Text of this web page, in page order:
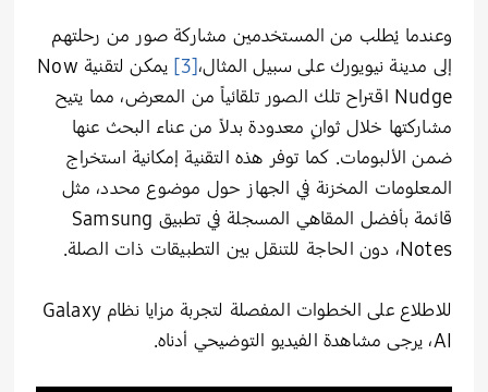
وعندما يُطلب من المستخدمين مشاركة صور من رحلتهم
إلى مدينة نيويورك على سبيل المثال،[3]
يمكن لتقنية Now
Nudge اقتراح تلك الصور تلقائياً من المعرض، مما يتيح
مشاركتها خلال ثوانٍ معدودة بدلاً من عناء البحث عنها
ضمن الألبومات. كما توفر هذه التقنية إمكانية استخراج
المعلومات المخزنة في الجهاز حول موضوع محدد، مثل
قائمة بأفضل المقاهي المسجلة في تطبيق Samsung
Notes، دون الحاجة للتنقل بين التطبيقات ذات الصلة.
للاطلاع على الخطوات المفصلة لتجربة مزايا نظام Galaxy
AI، يرجى مشاهدة الفيديو التوضيحي أدناه
.